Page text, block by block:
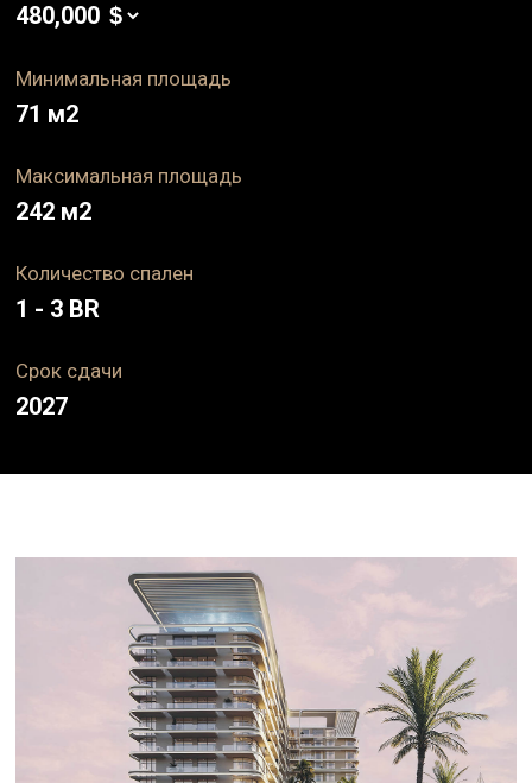
480,000
Минимальная площадь
71 м2
Максимальная площадь
242 м2
Количество спален
1 - 3 BR
Срок сдачи
2027